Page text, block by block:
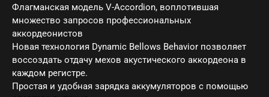
Флагманская модель V-Accordion, воплотившая
множество запросов профессиональных
аккордеонистов
Новая технология Dynamic Bellows Behavior позволяет
воссоздать отдачу мехов акустического аккордеона в
каждом регистре.
Простая и удобная зарядка аккумуляторов с помощью